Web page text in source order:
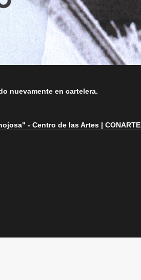
nuevamente en cartelera.
- Centro de las Artes | CONARTE